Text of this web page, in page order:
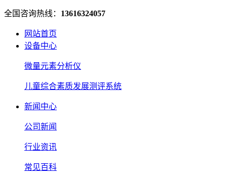
全国咨询热线： 13616324057
网站首页
设备中心
微量元素分析仪
儿童综合素质发展测评系统
新闻中心
公司新闻
行业资讯
常见百科